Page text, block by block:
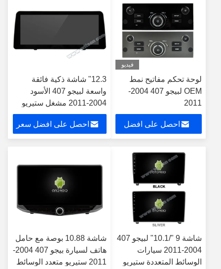
فيديو
لوحة تحكم مفاتيح نمط
OEM لبيجو 407 2004-
2011
احصل على افضل
12.3" شاشة ذكية فائقة
واسعة لبيجو 407 الأسود
2004-2011 مشغل ستيريو
للسيارات
احصل على افضل سعر
شاشة 9 "/10.1" لبيجو 407
2004-2011 سيارات
الوسائط المتعددة ستيريو
شاشة 10.88 بوصة مع حامل
هاتف لسيارة بيجو 407 2004-
2011 ستيريو متعدد الوسائط